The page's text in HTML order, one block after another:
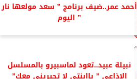
أحمد عمر..ضيف برنامج ” سعد مولعها نار
” اليوم
نبيلة عبيد..تعود لماسبيرو بالمسلسل
الإذاعي ” ياابنتى لا تحيرينى معك”